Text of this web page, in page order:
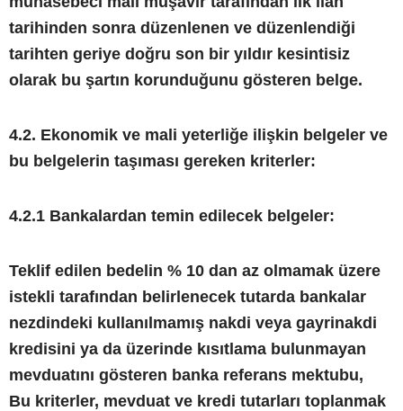
tarihinden sonra düzenlenen ve düzenlendiği
tarihten geriye doğru son bir yıldır kesintisiz
olarak bu şartın korunduğunu gösteren belge.
4.2. Ekonomik ve mali yeterliğe ilişkin belgeler ve
bu belgelerin taşıması gereken kriterler:
4.2.1 Bankalardan temin edilecek belgeler:
Teklif edilen bedelin % 10 dan az olmamak üzere
istekli tarafından belirlenecek tutarda bankalar
nezdindeki kullanılmamış nakdi veya gayrinakdi
kredisini ya da üzerinde kısıtlama bulunmayan
mevduatını gösteren banka referans mektubu,
Bu kriterler, mevduat ve kredi tutarları toplanmak